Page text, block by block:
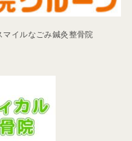
イルなごみ鍼灸整骨院